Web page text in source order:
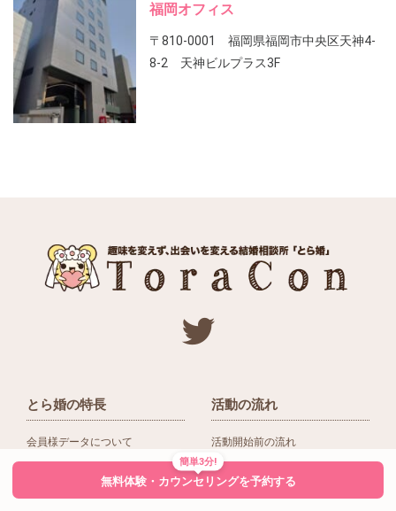
福岡オフィス
〒810-0001 福岡県福岡市中央区天神4-
8-2 天神ビルプラス3F
とら婚の特長
会員様データについて
活動の流れ
活動開始前の流れ
入会後の活動の流れ
簡単3分!
無料体験・カウンセリングを予約する